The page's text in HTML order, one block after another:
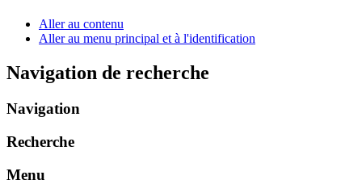
Aller au contenu
Aller au menu principal et à l'identification
Navigation de recherche
Navigation
Recherche
Menu